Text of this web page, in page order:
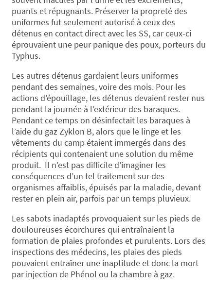
puants et répugnants. Préserver la propreté des
uniformes fut seulement autorisé à ceux des
détenus en contact direct avec les SS, car ceux-ci
éprouvaient une peur panique des poux, porteurs du
Typhus.
Les autres détenus gardaient leurs uniformes
pendant des semaines, voire des mois. Pour les
actions d’épouillage, les détenus devaient rester nus
pendant la journée à l’extérieur des baraques.
Pendant ce temps on désinfectait les baraques à
l’aide du gaz Zyklon B, alors que le linge et les
vêtements du camp étaient immergés dans des
récipients qui contenaient une solution du même
produit. Il n’est pas difficile d’imaginer les
conséquences d’un tel traitement sur des
organismes affaiblis, épuisés par la maladie, devant
rester en plein air, parfois par un temps pluvieux.
Les sabots inadaptés provoquaient sur les pieds de
douloureuses écorchures qui entraînaient la
formation de plaies profondes et purulents. Lors des
inspections des médecins, les plaies des pieds
pouvaient entraîner une inaptitude et donc la mort
par injection de Phénol ou la chambre à gaz.